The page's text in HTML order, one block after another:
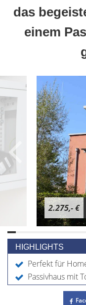
das
einem
2.275,- €
HIGHLIGHTS
Perfekt für
Passivhaus mit